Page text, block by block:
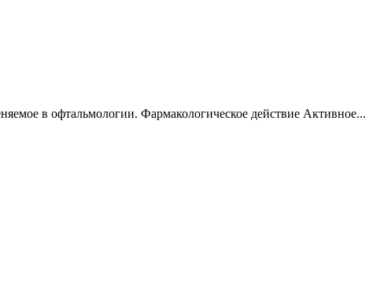
в офтальмологии. Фармакологическое действие Активное...